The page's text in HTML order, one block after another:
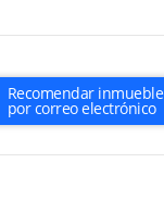
Recomendar inmueble
por correo electrónico